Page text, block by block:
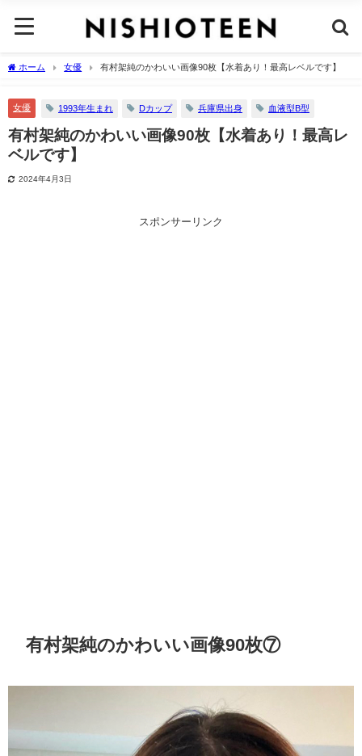
ホーム 女優 有村架純のかわいい画像90枚【水着あり！最高レベルです】
女優 1993年生まれ Dカップ 兵庫県出身 血液型B型
有村架純のかわいい画像90枚【水着あり！最高レ
ベルです】
2024年4月3日
スポンサーリンク
有村架純のかわいい画像90枚⑦